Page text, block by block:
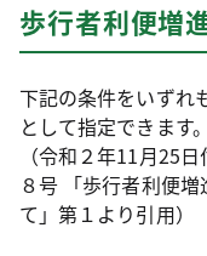
歩行者利便増
下記の条件をいずれ
として指定できます。
（令和２年11月25
８号 「歩行者利便
て」第１より引用）